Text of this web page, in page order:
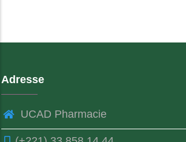
Adresse
UCAD Pharmacie